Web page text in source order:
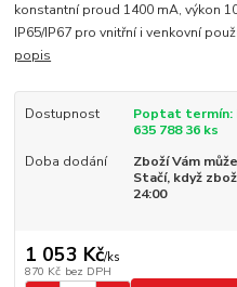
konstantní proud 1400 mA, výkon
IP65/IP67 pro vnitřní i venkovní
popis
Dostupnost
Poptat termín:
635 788 36 ks
Doba dodání
Zboží Vám
Stačí, když
24:00
1 053 Kč/ks
870 Kč bez DPH